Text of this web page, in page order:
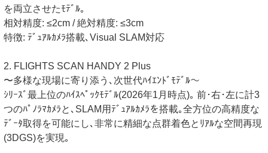
を両立させたﾓﾃﾞﾙ｡
相対精度: ≤2cm / 絶対精度: ≤3cm
特徴: ﾃﾞｭｱﾙｶﾒﾗ搭載､Visual SLAM対応
2. FLIGHTS SCAN HANDY 2 Plus
〜多様な現場に寄り添う､次世代ﾊｲｴﾝﾄﾞﾓﾃﾞﾙ〜
ｼﾘｰｽﾞ最上位のﾊｲｽﾍﾟｯｸﾓﾃﾞﾙ(2026年1月時点)｡ 前･右･左に計3
つのﾊﾟﾉﾗﾏｶﾒﾗと､SLAM用ﾃﾞｭｱﾙｶﾒﾗを搭載｡全方位の高精度な
ﾃﾞｰﾀ取得を可能にし､非常に精細な点群着色とﾘｱﾙな空間再現
(3DGS)を実現｡